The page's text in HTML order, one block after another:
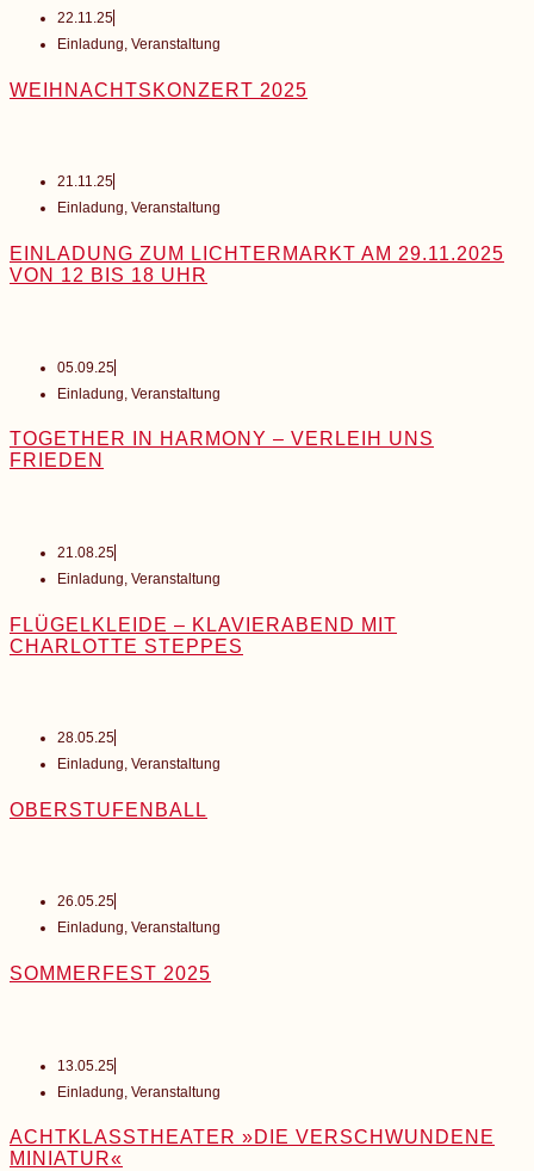
22.11.25
Einladung, Veranstaltung
WEIHNACHTSKONZERT 2025
21.11.25
Einladung, Veranstaltung
EINLADUNG ZUM LICHTERMARKT AM 29.11.2025
VON 12 BIS 18 UHR
05.09.25
Einladung Veranstaltung
TOGETHER IN HARMONY – VERLEIH UNS
FRIEDEN
21.08.25
Einladung, Veranstaltung
FLÜGELKLEIDE – KLAVIERABEND MIT
CHARLOTTE STEPPES
28.05.25
Einladung, Veranstaltung
OBERSTUFENBALL
26.05.25
Einladung, Veranstaltung
SOMMERFEST 2025
13.05.25
Einladung Veranstaltung
ACHTKLASSTHEATER »DIE VERSCHWUNDENE
MINIATUR«